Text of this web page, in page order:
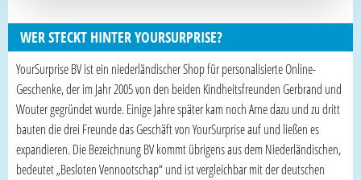
WER STECKT HINTER YOURSURPRISE?
YourSurprise BV ist ein niederländischer Shop für personalisierte Online-
Geschenke, der im Jahr 2005 von den beiden Kindheitsfreunden Gerbrand und
Wouter gegründet wurde. Einige Jahre später kam noch Arne dazu und zu dritt
bauten die drei Freunde das Geschäft von YourSurprise auf und ließen es
expandieren. Die Bezeichnung BV kommt übrigens aus dem Niederländischen,
bedeutet „Besloten Vennootschap“ und ist vergleichbar mit der deutschen